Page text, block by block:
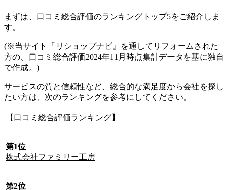
まずは、口コミ総合評価のランキングトップ5をご紹介しま
す。
(※当サイト『リショップナビ』を通してリフォームされた
方の、口コミ総合評価2024年11月時点集計データを基に独自
で作成。)
サービスの質と信頼性など、総合的な満足度から会社を探し
たい方は、次のランキングを参考にしてください。
【口コミ総合評価ランキング】
第1位
株式会社ファミリー工房
第2位